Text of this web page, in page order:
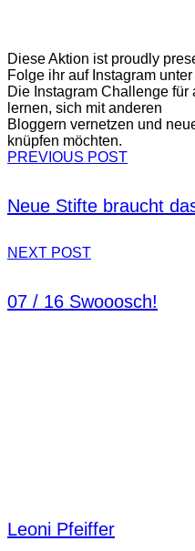
Diese Aktion ist proudly
Folge ihr auf Instagram unter
Die Instagram Challenge
lernen, sich mit anderen
Bloggern vernetzen und
knüpfen möchten.
PREVIOUS POST
Neue Stifte braucht
NEXT POST
07 / 16 Swooosch!
Leoni Pfeiffer